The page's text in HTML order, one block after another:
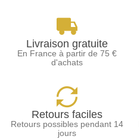
Livraison gratuite
En France à partir de 75 €
d'achats
Retours faciles
Retours possibles pendant 14
jours